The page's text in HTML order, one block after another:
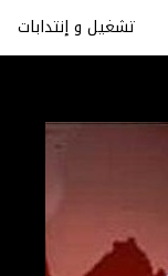
تشغيل و إنتدابات